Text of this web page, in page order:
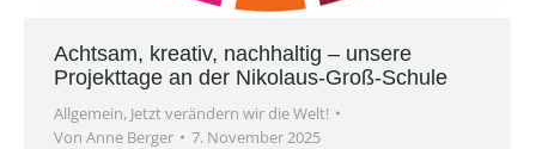
Achtsam, kreativ, nachhaltig – unsere
Projekttage an der Nikolaus-Groß-Schule
Allgemein, Jetzt verändern wir die Welt!
Von Anne Berger 7. November 2025